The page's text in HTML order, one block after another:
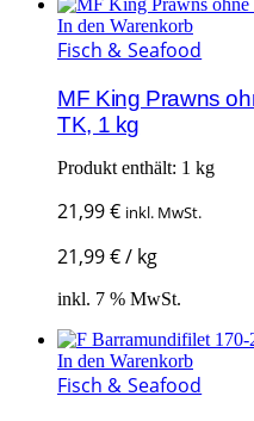
In den Warenkorb
Fisch & Seafood
MF King Prawns
TK, 1 kg
Produkt enthält: 1 kg
21,99€ inkl. MwSt.
21,99€/ kg
inkl. 7 % MwSt.
In den Warenkorb
Fisch & Seafood